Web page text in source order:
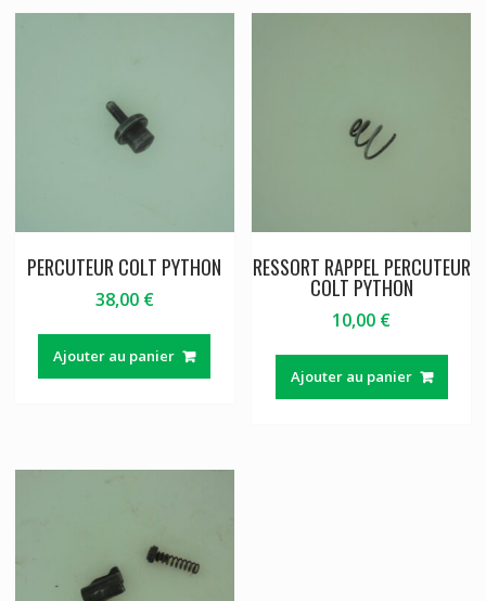
PERCUTEUR COLT PYTHON
38,00 €
Ajouter au panier
RESSORT RAPPEL PERCUTEUR
COLT PYTHON
10,00 €
Ajouter au panier